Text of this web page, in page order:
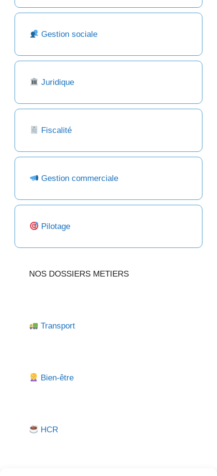
Gestion sociale
Juridique
Fiscalité
Gestion commerciale
Pilotage
NOS DOSSIERS METIERS
Transport
Bien-être
HCR